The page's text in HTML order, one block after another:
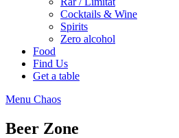
Cocktails & Wine
Spirits
Zero alcohol
Food
Find Us
Get a table
Menu Chaos
Beer Zone